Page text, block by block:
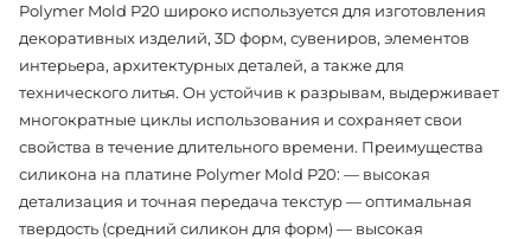
Polymer Mold P20 широко используется для изготовления
декоративных изделий, 3D форм, сувениров, элементов
интерьера, архитектурных деталей, а также для
технического литья. Он устойчив к разрывам, выдерживает
многократные циклы использования и сохраняет свои
свойства в течение длительного времени. Преимущества
силикона на платине Polymer Mold P20: — высокая
детализация и точная передача текстур — оптимальная
твердость (средний силикон для форм) — высокая